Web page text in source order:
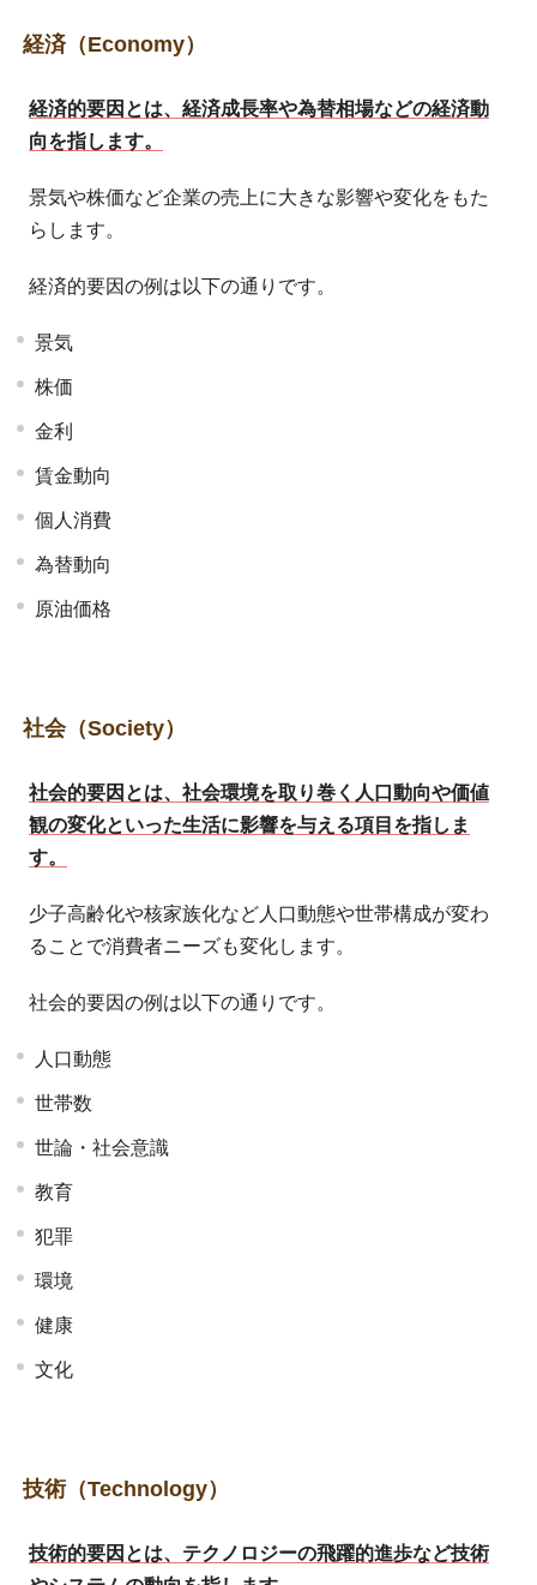
経済（Economy）
経済的要因とは、経済成長率や為替相場などの経済動
向を指します。
景気や株価など企業の売上に大きな影響や変化をもた
らします。
経済的要因の例は以下の通りです。
景気
株価
金利
賃金動向
個人消費
為替動向
原油価格
社会（Society）
社会的要因とは、社会環境を取り巻く人口動向や価値
観の変化といった生活に影響を与える項目を指しま
す。
少子高齢化や核家族化など人口動態や世帯構成が変わ
ることで消費者ニーズも変化します。
社会的要因の例は以下の通りです。
人口動態
世帯数
世論・社会意識
教育
犯罪
環境
健康
文化
技術（Technology）
技術的要因とは、テクノロジーの飛躍的進歩など技術